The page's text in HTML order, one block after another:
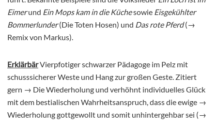
Eimerund Ein Mops kam in die Küchesowie Eisgekühlter
Bommerlunder(Die Toten Hosen) und Das rote Pferd(→
Remix von Markus).
ErklärbärVierpfotiger schwarzer Pädagoge im Pelz mit
schusssicherer Weste und Hang zur großen Geste. Zitiert
gern → Die Wiederholung und verhöhnt individuelles Glück
mit dem bestialischen Wahrheitsanspruch, dass die ewige →
Wiederholung gottgewollt und somit unhintergehbar sei (→